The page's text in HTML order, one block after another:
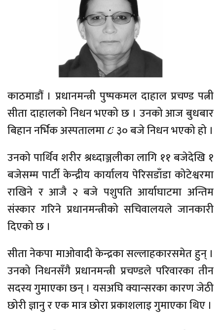
काठमाडौं । प्रधानमन्त्री पुष्पकमल दाहाल प्रचण्ड पत्नी
सीता दाहालको निधन भएको छ । उनको आज बुधबार
बिहान नर्भिक अस्पतालमा ८ः ३० बजे निधन भएको हो ।
उनको पार्थिव शरीर श्रध्दाञ्जलीका लागि ११ बजेदेखि १
बजेसम्म पार्टी केन्द्रीय कार्यालय पेरिसडाँडा कोटेश्वरमा
राखिने र आजै २ बजे पशुपति आर्याघाटमा अन्तिम
संस्कार गरिने प्रधानमन्त्रीको सचिवालयले जानकारी
दिएको छ ।
सीता नेकपा माओवादी केन्द्रका सल्लाहकारसमेत हुन् ।
उनको निधनसँगै प्रधानमन्त्री प्रचण्डले परिवारका तीन
सदस्य गुमाएका छन् । यसअघि क्यान्सरका कारण जेठी
छोरी ज्ञानु र एक मात्र छोरा प्रकाशलाइ गुमाएका थिए ।